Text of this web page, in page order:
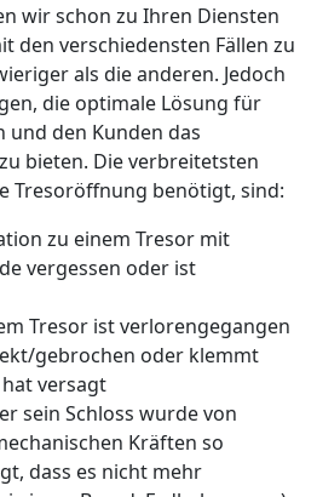
wir schon zu Ihren Diensten
den verschiedensten Fällen zu
als die anderen. Jedoch
die optimale Lösung für
und den Kunden das
bieten. Die verbreitetsten
Tresoröffnung benötigt, sind:
zu einem Tresor mit
vergessen oder ist
Tresor ist verlorengegangen
gebrochen oder klemmt
versagt
sein Schloss wurde von
Kräften so
dass es nicht mehr